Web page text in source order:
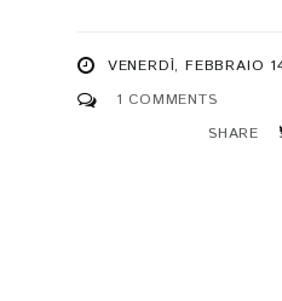
VENERDÌ, FEBBRAIO
1 COMMENTS
SHARE